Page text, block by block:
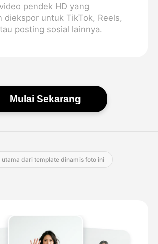
pendek HD yang
diekspor untuk TikTok, Reels,
posting sosial lainnya.
Mulai Sekarang
utama dari template dinamis foto ini